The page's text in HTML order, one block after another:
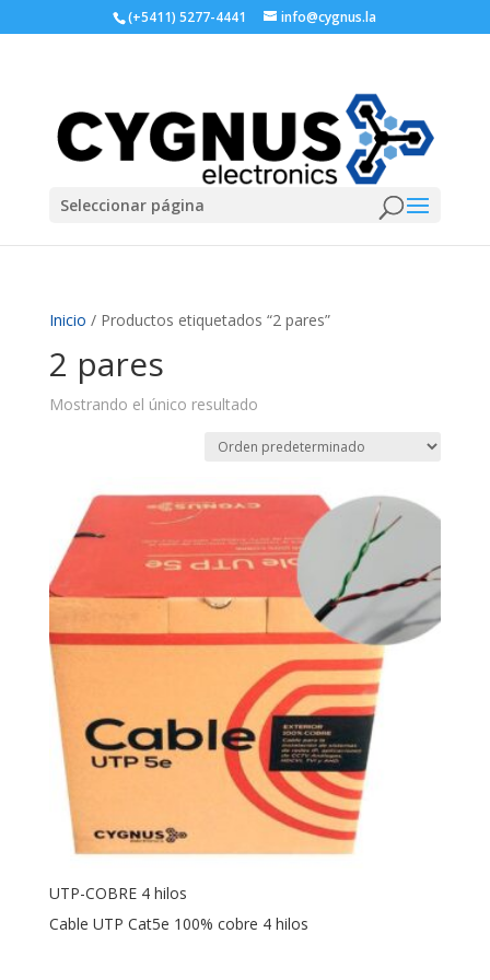
(+5411) 5277-4441 info@cygnus.la
Seleccionar página
Inicio / Productos etiquetados “2 pares”
2 pares
Mostrando el único resultado
UTP-COBRE 4 hilos
Cable UTP Cat5e 100% cobre 4 hilos